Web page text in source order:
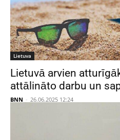
Lietuva
Lietuvā arvien
attālināto darbu un
BNN - 26.06.2025 12:24